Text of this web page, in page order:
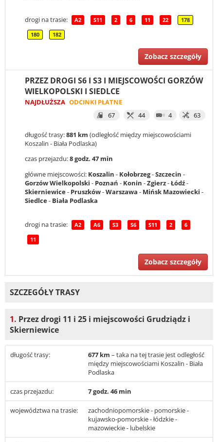
drogi na trasie: A2 S11 2 6 11 22 178
180 182
Zobacz szczegóły
PRZEZ DROGI S6 I S3 I MIEJSCOWOŚCI GORZÓW
WIELKOPOLSKI I SIEDLCE
NAJDŁUŻSZA ODCINKI PŁATNE
67
44 4 63
długość trasy:881 km (odległość między miejscowościami
Koszalin - Biała Podlaska)
czas przejazdu:8 godz. 47 min
główne miejscowości: Koszalin - Kołobrzeg-Szczecin -
Gorzów Wielkopolski - Poznań - Konin -Zgierz-Łódź-
Skierniewice- Pruszków-Warszawa - Mińsk Mazowiecki -
Siedlce- Biała Podlaska
drogi na trasie: A2 A6 S3 S6 S11 2 6
11
Zobacz szczegóły
SZCZEGÓŁY TRASY
1. Przez drogi 11 i 25 i miejscowości Grudziądz i
Skierniewice
długość trasy: 677 km – taka na tej trasie jest odległość
między miejscowościami Koszalin - Biała
Podlaska
czas przejazdu: 7 godz. 46 min
województwa na trasie:
zachodniopomorskie - pomorskie -
kujawsko-pomorskie - łódzkie -
mazowieckie - lubelskie